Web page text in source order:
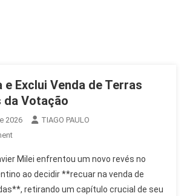
e Exclui Venda de Terras
da Votação
2026
TIAGO PAULO
On
Recua
E
Exclui
Milei enfrentou um novo revés no
ao decidir **recuar na venda de
retirando um capítulo crucial de seu